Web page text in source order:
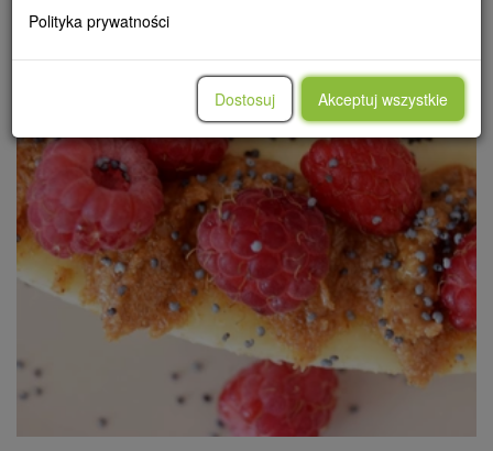
Polityka prywatności
Dostosuj Akceptuj wszystkie